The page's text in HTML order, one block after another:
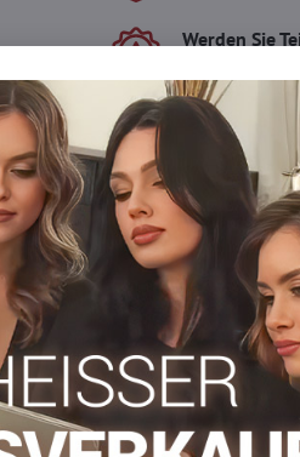
Werden Sie
genießen Sie
Der Vorteil
Warenkorb
Möchten
haben?
Zögern Sie nicht, uns